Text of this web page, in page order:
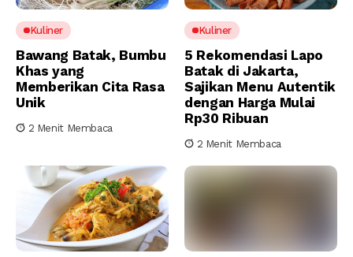
Kuliner
Bawang Batak, Bumbu
Khas yang
Memberikan Cita Rasa
Unik
2 Menit Membaca
Kuliner
5 Rekomendasi Lapo
Batak di Jakarta,
Sajikan Menu Autentik
dengan Harga Mulai
Rp30 Ribuan
2 Menit Membaca